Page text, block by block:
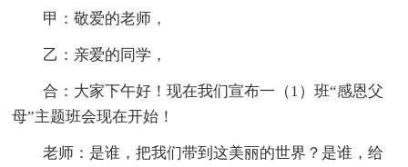
甲：敬爱的老师，
乙：亲爱的同学，
合：大家下午好！现在我们宣布一（1）班“感恩父
母”主题班会现在开始！
老师：是谁，把我们带到这美丽的世界？是谁，给